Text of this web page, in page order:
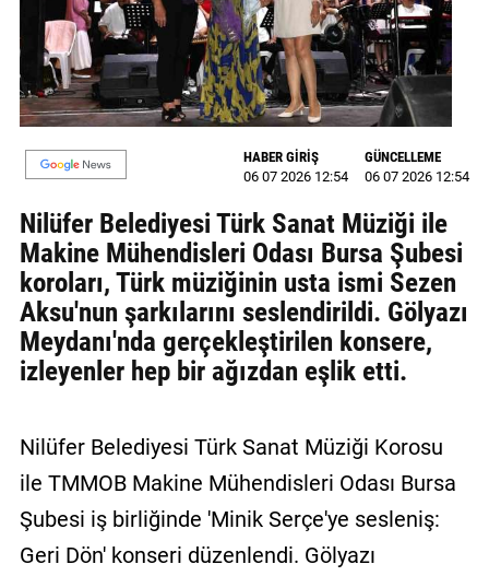
MAGAZİN
GALERİ
YAZARLAR
BİZE
ULAŞIN
Künye
İletişim
Gizlilik
HABER GİRİŞ
06 07 2026 12:54
GÜNCELLEME
06 07 2026 12:54
Nilüfer Belediyesi Türk Sanat Müziği ile
Makine Mühendisleri Odası Bursa Şubesi
koroları, Türk müziğinin usta ismi Sezen
Aksu'nun şarkılarını seslendirildi. Gölyazı
Meydanı'nda gerçekleştirilen konsere,
izleyenler hep bir ağızdan eşlik etti.
Nilüfer Belediyesi Türk Sanat Müziği Korosu
ile TMMOB Makine Mühendisleri Odası Bursa
Şubesi iş birliğinde 'Minik Serçe'ye sesleniş:
Geri Dön' konseri düzenlendi. Gölyazı